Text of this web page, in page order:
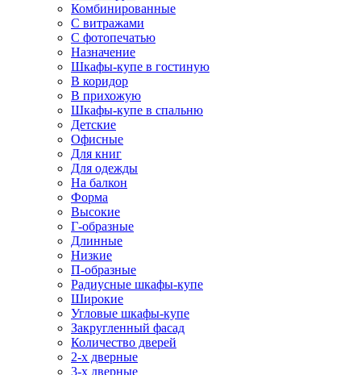
Комбинированные
С витражами
С фотопечатью
Назначение
Шкафы-купе в гостиную
В коридор
В прихожую
Шкафы-купе в спальню
Детские
Офисные
Для книг
Для одежды
На балкон
Форма
Высокие
Г-образные
Длинные
Низкие
П-образные
Радиусные шкафы-купе
Широкие
Угловые шкафы-купе
Закругленный фасад
Количество дверей
2-х дверные
3-х дверные